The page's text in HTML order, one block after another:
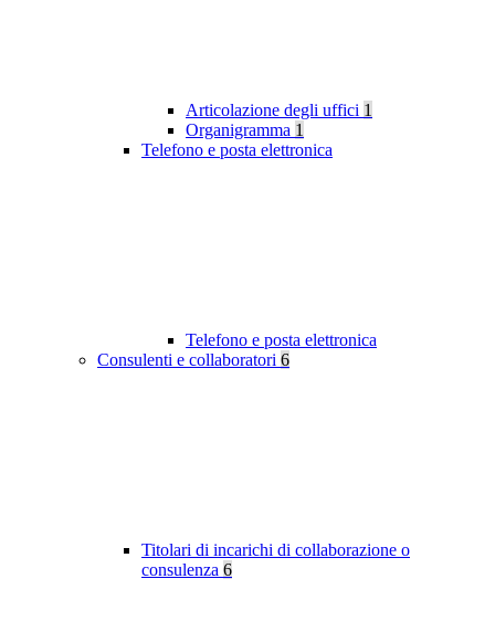
Articolazione degli uffici 1
Organigramma 1
Telefono e posta elettronica
Telefono e posta elettronica
Consulenti e collaboratori 6
Titolari di incarichi di collaborazione o
consulenza 6